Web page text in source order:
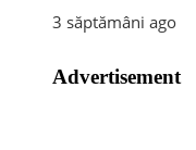
3 săptămâni ago
Advertisement